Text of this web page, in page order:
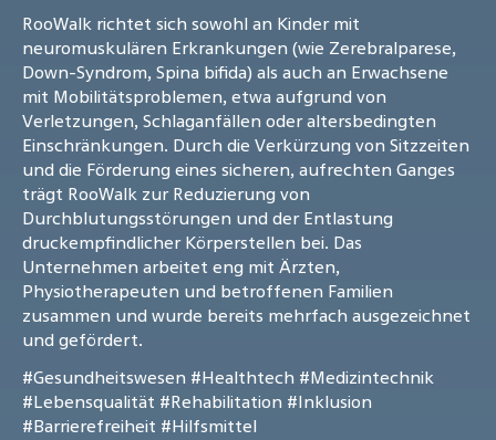
RooWalk richtet sich sowohl an Kinder mit
neuromuskulären Erkrankungen (wie Zerebralparese,
Down-Syndrom, Spina bifida) als auch an Erwachsene
mit Mobilitätsproblemen, etwa aufgrund von
Verletzungen, Schlaganfällen oder altersbedingten
Einschränkungen. Durch die Verkürzung von Sitzzeiten
und die Förderung eines sicheren, aufrechten Ganges
trägt RooWalk zur Reduzierung von
Durchblutungsstörungen und der Entlastung
druckempfindlicher Körperstellen bei. Das
Unternehmen arbeitet eng mit Ärzten,
Physiotherapeuten und betroffenen Familien
zusammen und wurde bereits mehrfach ausgezeichnet
und gefördert.
#Gesundheitswesen #Healthtech #Medizintechnik
#Lebensqualität #Rehabilitation #Inklusion
#Barrierefreiheit #Hilfsmittel